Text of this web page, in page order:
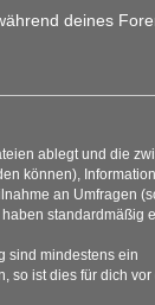
deines
ablegt und die
können),
an Umfragen
standardmäßig
sind mindestens ein
so ist dies für dich vor